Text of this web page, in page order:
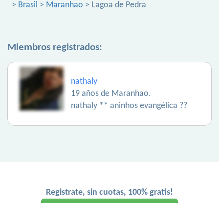
> Brasil > Maranhao > Lagoa de Pedra
Miembros registrados:
nathaly
19 años de Maranhao.
nathaly ** aninhos evangélica ??
Registrate, sin cuotas, 100% gratis!